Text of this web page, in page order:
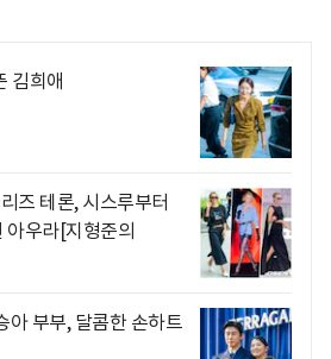
김희애
즈 테론, 시스루부터
아우라[지형준의
아 부부, 달콤한 손하트